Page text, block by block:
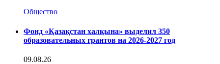
Общество
Фонд «Қазақстан халқына» выделил 350
образовательных грантов на 2026-2027 год
09.08.26